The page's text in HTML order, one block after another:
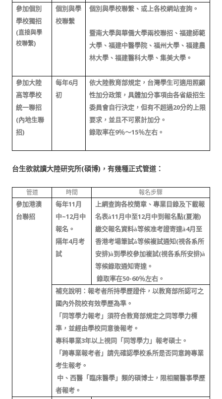
參加個別
學校獨招
(直接與學
校聯繫)
個別與學
校聯繫
個別與學校聯繫、或上各校網站查詢。
暨南大學與華僑大學兩校聯招、福建師範
大學、福建中醫學院、福州大學、福建農
林大學、福建醫科大學、集美大學。
參加大陸
高等學校
統一聯招
(內地生聯
招)
每年6月
初
依大陸教育部規定，台灣學生可適用照顧
性加分政策，具體加分事項由各省級招生
委員會自行決定，但有不超過20分的上限
要求，並且不可累計加分。
錄取率在9％～15％左右。
台生欲就讀大陸研究所(碩博) ，有幾種正式管道：
管道 時間 報名步驟
參加港澳
台聯招
每年11 月
中~12月中
報名。
隔年4月考
試
上網查詢各校簡章、專業目錄及下載報
名表à11 月中至12月中到報名點(夏潮)
繳交報名資料à等候准考證寄達à4月至
香港考場筆試à等候複試通知 (視各系所
安排)à到學校參加複試(視各系所安排)à
等候錄取通知寄達。
錄取率在50-60％左右。
補充說明：報考者所持學歷證件，以教育部所認可之
國內外院校有效學歷為準。
「同等學力報考」須符合教育部規定之同等學力標
準，並經由學校同意後報考。
專科畢業3年以上視同「同等學力」報考碩士。
「跨專業報考者」請先確認學校系所是否同意跨專業
考生報考。
中、西醫「臨床醫學」類的碩博士，限相關醫事學歷
者報考。